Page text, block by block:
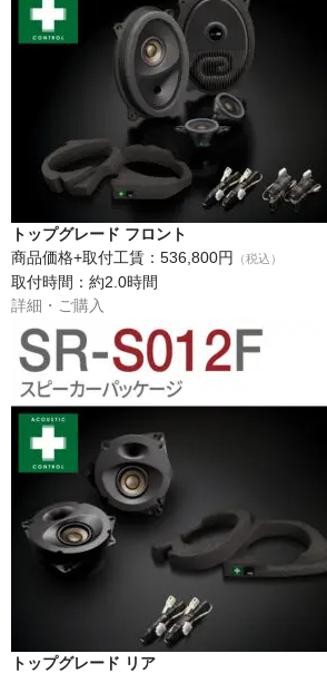
トップグレード フロント
商品価格+取付工賃：536,800円
（税込）
取付時間：約2.0時間
詳細・ご購入
トップグレード リア